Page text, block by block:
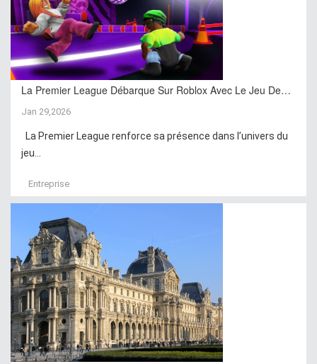
La Premier League Débarque Sur Roblox Avec Le Jeu De…
Jan 29,2026
La Premier League renforce sa présence dans l’univers du
jeu...
Entreprise